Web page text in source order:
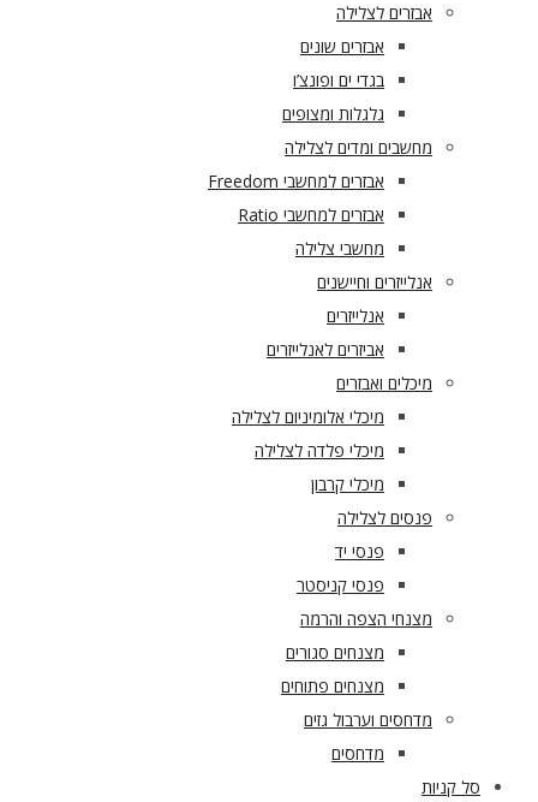
אבזרים לצלילה
אבזרים שונים
בגדי ים ופונצ’ו
גלגלות ומצופים
מחשבים ומדים לצלילה
אבזרים למחשבי Freedom
אבזרים למחשבי Ratio
מחשבי צלילה
אנלייזרים וחיישנים
אנלייזרים
אביזרים לאנלייזרים
מיכלים ואבזרים
מיכלי אלומיניום לצלילה
מיכלי פלדה לצלילה
מיכלי קרבון
פנסים לצלילה
פנסי יד
פנסי קניסטר
מצנחי הצפה והרמה
מצנחים סגורים
מצנחים פתוחים
מדחסים וערבול גזים
מדחסים
סל קניות